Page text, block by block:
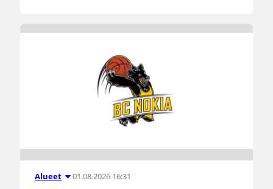
Alueet 01.08.2026 16:31